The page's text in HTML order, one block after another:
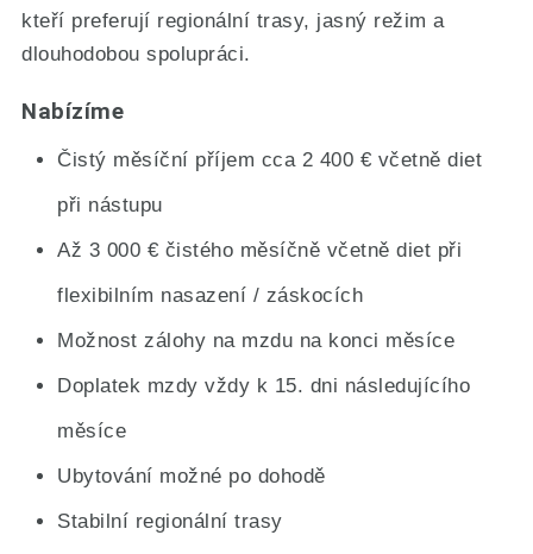
kteří preferují regionální trasy, jasný režim a
dlouhodobou spolupráci.
Nabízíme
Čistý měsíční příjem cca 2 400 € včetně diet
při nástupu
Až 3 000 € čistého měsíčně včetně diet při
flexibilním nasazení / záskocích
Možnost zálohy na mzdu na konci měsíce
Doplatek mzdy vždy k 15. dni následujícího
měsíce
Ubytování možné po dohodě
Stabilní regionální trasy